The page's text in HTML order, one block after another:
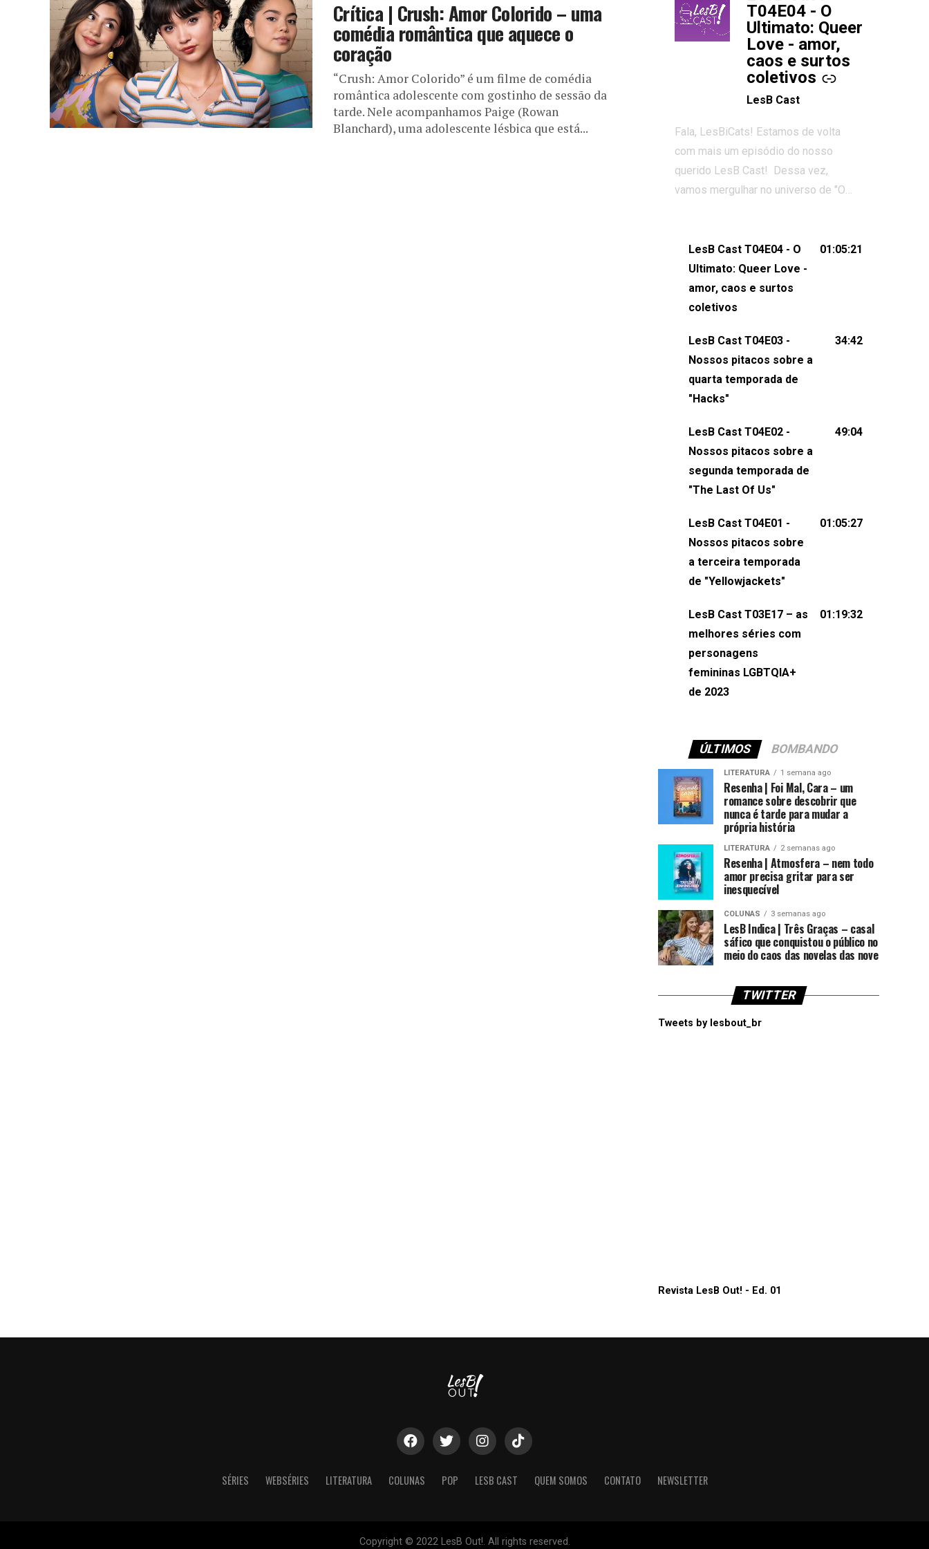
Crítica | Crush: Amor Colorido – uma
comédia romântica que aquece o
coração
“Crush: Amor Colorido” é um filme de comédia
romântica adolescente com gostinho de sessão da
tarde. Nele acompanhamos Paige (Rowan
Blanchard), uma adolescente lésbica que está...
T04E04 - O
Ultimato: Queer
Love - amor,
caos e surtos
coletivos
LesB Cast
Fala, LesBiCats! Estamos de volta
com mais um episódio do nosso
querido LesB Cast! Dessa vez,
vamos mergulhar no universo de "O
e levantou debates intensos sobre
relacionamentos queer. Vem com a
gente comentar os melhores
momentos, as maiores confusões e,
pensar (e rir) sobre amor sáfico!Você
também pode participar dessa
conversa mandando sugestões de
pauta, comentários, perguntas ou
e-mail para podcast@lesbout.com.br. E
não esqueça de visitar nosso site e
sociais:Twitter: ⁠⁠⁠⁠@lesbout_br⁠⁠⁠⁠ Instagram:
do LesB Cast:Apresentação de
Karolen Passos
(⁠⁠⁠⁠⁠⁠@KarolenPassos⁠⁠⁠⁠⁠⁠)Participação de
Pollyelly FlorêncioEdição de Naiady
Machado
LesB Cast T04E04 - O
Ultimato: Queer Love -
amor, caos e surtos
coletivos
01:05:21
LesB Cast T04E03 -
Nossos pitacos sobre a
quarta temporada de
"Hacks"
34:42
LesB Cast T04E02 -
Nossos pitacos sobre a
segunda temporada de
"The Last Of Us"
49:04
LesB Cast T04E01 -
Nossos pitacos sobre
a terceira temporada
de "Yellowjackets"
01:05:27
LesB Cast T03E17 – as
melhores séries com
personagens
femininas LGBTQIA+
de 2023
01:19:32
ÚLTIMOS BOMBANDO
LITERATURA 1 semana ago
Resenha | Foi Mal, Cara – um
romance sobre descobrir que
nunca é tarde para mudar a
própria história
LITERATURA 2 semanas ago
Resenha | Atmosfera – nem todo
amor precisa gritar para ser
inesquecível
COLUNAS 3 semanas ago
LesB Indica | Três Graças – casal
sáfico que conquistou o público no
meio do caos das novelas das nove
TWITTER
Tweets by lesbout_br
Revista LesB Out! - Ed. 01
SÉRIES WEBSÉRIES LITERATURA COLUNAS POP LESB CAST QUEM SOMOS CONTATO NEWSLETTER
Copyright © 2022 LesB Out!. All rights reserved.